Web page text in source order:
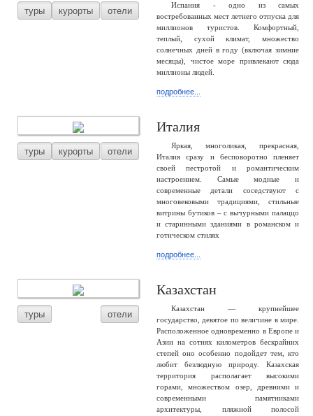
туры курорты отели
Испания - одно из самых
востребованных мест летнего отпуска для
миллионов туристов. Комфортный,
теплый, сухой климат, множество
солнечных дней в году (включая зимние
месяцы), чистое море привлекают сюда
миллионы людей.
подробнее...
туры курорты отели
Италия
Яркая, многоликая, прекрасная,
Италия сразу и бесповоротно пленяет
своей пестротой и романтическим
настроением. Самые модные и
современные детали соседствуют с
многовековыми традициями, стильные
витрины бутиков – с вычурными палаццо
и старинными зданиями в романском и
готическом стилях
подробнее...
туры отели
Казахстан
Казахстан — крупнейшее
государство, девятое по величине в мире.
Расположенное одновременно в Европе и
Азии на сотнях километров бескрайних
степей оно особенно подойдет тем, кто
любит безлюдную природу. Казахская
территория располагает высокими
горами, множеством озер, древними и
современными памятниками
архитектуры, пляжной полосой